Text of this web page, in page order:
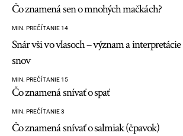
Čo znamená sen o mnohých mačkách?
MIN. PREČÍTANIE 14
Snár vši vo vlasoch – význam a interpretácie
snov
MIN. PREČÍTANIE 15
Čo znamená snívať o spať
MIN. PREČÍTANIE 3
Čo znamená snívať o salmiak (čpavok)